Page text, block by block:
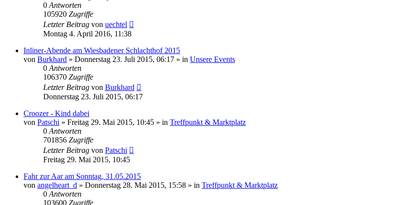
0 Antworten
105920 Zugriffe
Letzter Beitrag von uechtel
Montag 4. April 2016, 11:38
Inliner-Abende am Wiesbadener Schlachthof 2015
von Burkhard » Donnerstag 23. Juli 2015, 06:17 » in Unsere Events
0 Antworten
106370 Zugriffe
Letzter Beitrag von Burkhard
Donnerstag 23. Juli 2015, 06:17
Croozer - Kind dabei
von Patschi » Freitag 29. Mai 2015, 10:45 » in Treffpunkt & Marktplatz
0 Antworten
701856 Zugriffe
Letzter Beitrag von Patschi
Freitag 29. Mai 2015, 10:45
Fahr zur Aar am Sonntag, 31.05.2015
von angelheart_d » Donnerstag 28. Mai 2015, 15:58 » in Treffpunkt & Marktplatz
0 Antworten
103600 Zugriffe